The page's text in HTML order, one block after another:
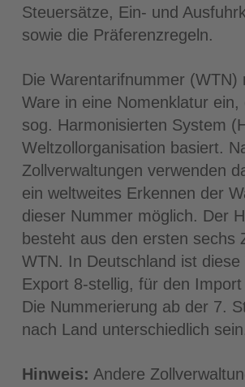
Steuersätze, Ein- und
sowie die Präferenzregeln.
Die Warentarifnummer (WTN)
Ware in eine Nomenklatur ein,
sog. Harmonisierten System
Weltzollorganisation basiert.
Zollverwaltungen verwenden
ein weltweites Erkennen der
dieser Nummer möglich. Der
besteht aus den ersten sechs
WTN. In Deutschland ist
Export 8-stellig, für den Import
Die Nummerierung ab der 7.
nach Land unterschiedlich
Hinweis: Andere